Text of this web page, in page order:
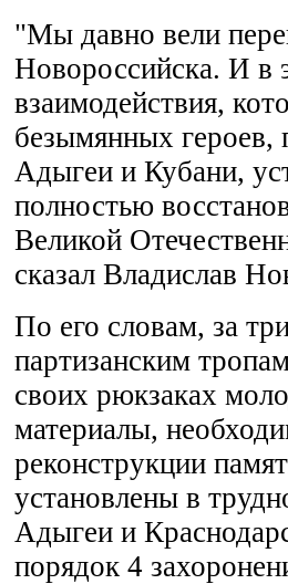
"Мы давно вели
Новороссийска. И в
взаимодействия,
безымянных героев,
Адыгеи и Кубани,
полностью
Великой
сказал Владислав
По его словам, за
партизанским
своих рюкзаках
материалы,
реконструкции
установлены в
Адыгеи и
порядок 4